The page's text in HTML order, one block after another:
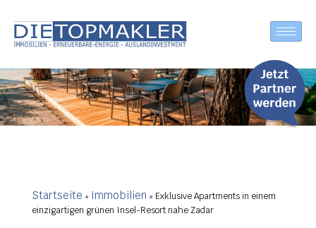
Startseite » Immobilien » Exklusive Apartments in einem
einzigartigen grünen Insel-Resort nahe Zadar